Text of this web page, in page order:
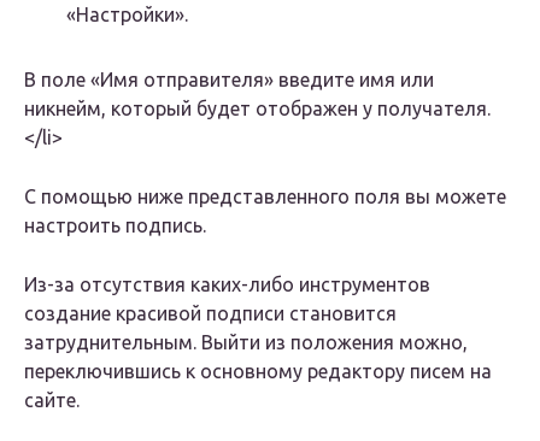
«Настройки».
В поле «Имя отправителя» введите имя или
никнейм, который будет отображен у получателя.
</li>
С помощью ниже представленного поля вы можете
настроить подпись.
Из-за отсутствия каких-либо инструментов
создание красивой подписи становится
затруднительным. Выйти из положения можно,
переключившись к основному редактору писем на
сайте.